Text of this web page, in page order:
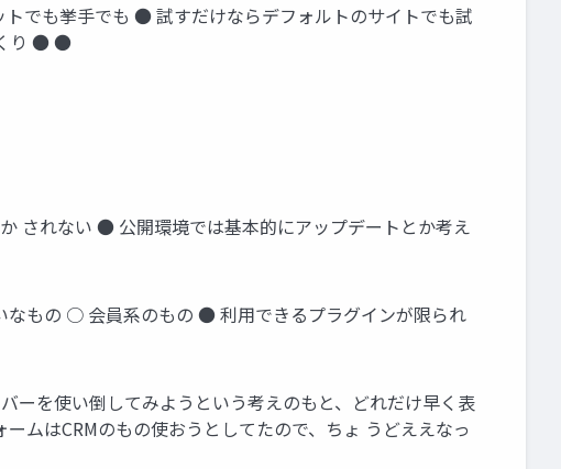
でも挙手でも ● 試すだけならデフォルトのサイトでも試
くり ● ●
されない ● 公開環境では基本的にアップデートとか考え
もの ○ 会員系のもの ● 利用できるプラグインが限られ
ーを使い倒してみようという考えのもと、どれだけ早く表
ムはCRMのもの使おうとしてたので、ちょ うどええなっ